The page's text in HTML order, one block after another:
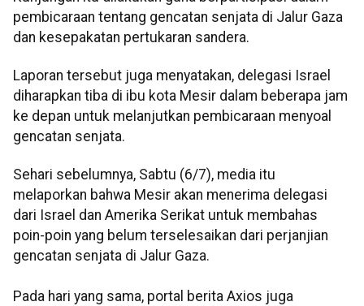
pembicaraan tentang gencatan senjata di Jalur Gaza
dan kesepakatan pertukaran sandera.
Laporan tersebut juga menyatakan, delegasi Israel
diharapkan tiba di ibu kota Mesir dalam beberapa jam
ke depan untuk melanjutkan pembicaraan menyoal
gencatan senjata.
Sehari sebelumnya, Sabtu (6/7), media itu
melaporkan bahwa Mesir akan menerima delegasi
dari Israel dan Amerika Serikat untuk membahas
poin-poin yang belum terselesaikan dari perjanjian
gencatan senjata di Jalur Gaza.
Pada hari yang sama, portal berita Axios juga